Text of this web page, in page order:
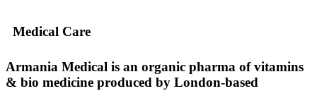
Medical Care
Armania Medical is an organic pharma of vitamins
& bio medicine produced by London-based